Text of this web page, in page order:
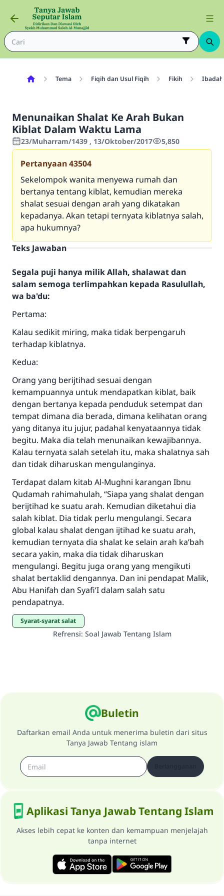
Tema Fiqih dan Usul Fiqih Fikih
Menunaikan Shalat Ke Arah Bukan
Kiblat Dalam Waktu Lama
23/Muharram/1439 , 13/Oktober/2017 5,850
Pertanyaan43504
Sekelompok wanita menyewa rumah dan
bertanya tentang kiblat, kemudian mereka
shalat sesuai dengan arah yang dikatakan
kepadanya. Akan tetapi ternyata kiblatnya salah,
apa hukumnya?
Teks Jawaban
Segala puji hanya milik Allah, shalawat dan
salam semoga terlimpahkan kepada Rasulullah,
wa ba'du:
Pertama:
Kalau sedikit miring, maka tidak berpengaruh
terhadap kiblatnya.
Kedua:
Orang yang berijtihad sesuai dengan
kemampuannya untuk mendapatkan kiblat, baik
dengan bertanya kepada penduduk setempat dan
tempat dimana dia berada, dimana kelihatan orang
yang ditanya itu jujur, padahal kenyataannya tidak
begitu. Maka dia telah menunaikan kewajibannya.
Kalau ternyata salah setelah itu, maka shalatnya sah
dan tidak diharuskan mengulanginya.
Terdapat dalam kitab Al-Mughni karangan Ibnu
Qudamah rahimahulah, “Siapa yang shalat dengan
berijtihad ke suatu arah. Kemudian diketahui dia
salah kiblat. Dia tidak perlu mengulangi. Secara
global kalau shalat dengan ijtihad ke suatu arah,
kemudian ternyata dia shalat ke selain arah ka’bah
secara yakin, maka dia tidak diharuskan
mengulangi. Begitu juga orang yang mengikuti
shalat bertaklid dengannya. Dan ini pendapat Malik,
Abu Hanifah dan Syafi’I dalam salah satu
pendapatnya.
syarat-syarat salat
Refrensi: Soal Jawab Tentang Islam
Buletin
Daftarkan email Anda untuk menerima buletin dari situs
Tanya Jawab Tentang islam
Aplikasi Tanya Jawab Tentang Islam
Akses lebih cepat ke konten dan kemampuan menjelajah
tanpa internet
Jawaban no. 110845
menyelamatkan pernikahan.
Bantu kami dalam memberikan jawaban untuk umat
Rasulullah ﷺ bersabda
"Siapa yang menunjukkan suatu kebaikan,
meka dia akan mendapatkan pahala yang
sama dengan orang yang melakukannya"
MUSLIM, 1893
Saham